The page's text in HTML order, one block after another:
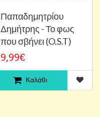
Παπαδημητρίου
Δημήτρης - Το φως
που σβήνει (O.S.T)
9,99€
Καλάθι